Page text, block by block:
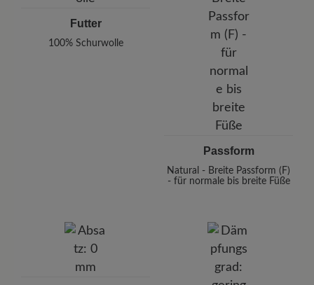
Futter
100% Schurwolle
Passform
Natural - Breite Passform (F)
- für normale bis breite Füße